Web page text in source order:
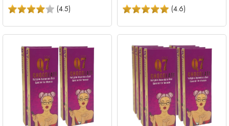
(4.5) (4.6)